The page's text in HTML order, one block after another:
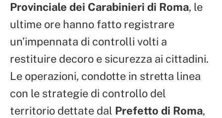
Provinciale dei Carabinieri di Roma, le
ultime ore hanno fatto registrare
un’impennata di controlli volti a
restituire decoro e sicurezza ai cittadini.
Le operazioni, condotte in stretta linea
con le strategie di controllo del
territorio dettate dal Prefetto di Roma,